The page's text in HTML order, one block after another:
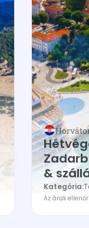
&
Kategória:
Az árak